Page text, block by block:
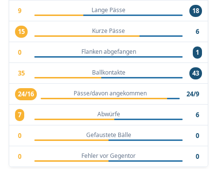
9 Lange Pässe 18
15 Kurze Pässe 6
0 Flanken abgefangen 1
35 Ballkontakte 43
24/16 Pässe/davon angekommen 24/9
7 Abwürfe 6
0 Gefaustete Bälle 0
0 Fehler vor Gegentor 0